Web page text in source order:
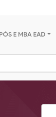
PÓS E MBA EAD